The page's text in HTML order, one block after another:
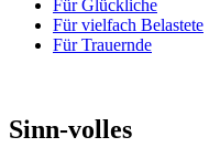
Für Glückliche
Für vielfach Belastete
Für Trauernde
Sinn-volles